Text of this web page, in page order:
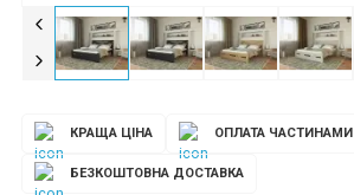
КРАЩА ЦІНА ОПЛАТА ЧАСТИНАМИ
БЕЗКОШТОВНА ДОСТАВКА